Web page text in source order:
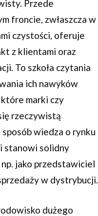
Przede
froncie, zwłaszcza w
czystości, oferuje
z klientami oraz
To szkoła czytania
ich nawyków
marki czy
rzeczywistą
wiedza o rynku
stanowi solidny
jako przedstawiciel
w dystrybucji.
dużego